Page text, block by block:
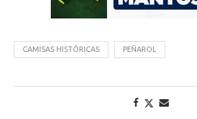
CAMISAS HISTÓRICAS PEÑAROL